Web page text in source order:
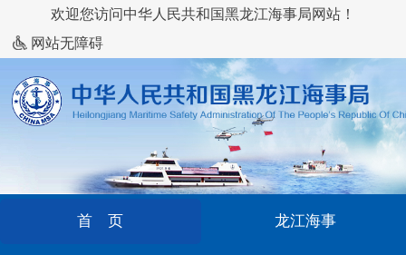
欢迎您访问中华人民共和国黑龙江海事局网站！
网站无障碍
首 页 龙江海事